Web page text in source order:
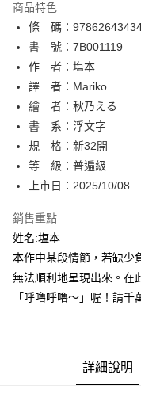
相關說明
【關於「AFTEE先享後付」
AFTEE先享後付是「在收到
便利好安心！
１．簡單：不需註冊會員、
２．便利：只要手機號碼，
３．安心：先確認商品／服
【「AFTEE先享後付」結帳
１．於結帳方式選擇「
結帳頁面，進行簡訊認證並
２．訂單成立數日內，您將
３．收到繳費通知簡訊後14
※ 請注意：結帳手續完成當
購買商品的店家。未經商家
後付繳納相關費用。
※ 交易是否成功請以「
是否繳費成功／繳費後需取
權轉讓予恩沛科技股份有限公
２．關於個人資料處理事宜
https://aftee.tw/terms/#terms3
ATM付款
運送方式
全家取貨付款
每筆NT$80，滿NT$500(
付款後全家取貨
每筆NT$80，滿NT$500(
每筆NT$80，滿NT$500(
付款後萊爾富取貨
每筆NT$80，滿NT$500(
付款後7-11取貨
每筆NT$80，滿NT$500(
商品特色
條 碼：
書 號：7B001119
作 者：塩本
譯 者：Mariko
繪 者：秋乃える
書 系：浮文字
規 格：新32開
等 級：普遍級
上市日：2025/10/08
銷售重點
姓名:塩本
本作中某段情節，若缺少
無法順利地呈現出來。在
「呼嚕呼嚕～」喔！請千
詳細說明